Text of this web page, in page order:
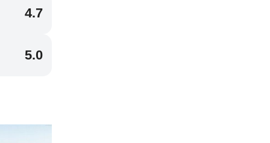
4.7
5.0